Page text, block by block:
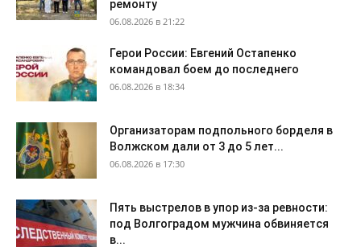
ремонту
06.08.2026 в 21:22
Герои России: Евгений Остапенко
командовал боем до последнего
06.08.2026 в 18:34
Организаторам подпольного борделя в
Волжском дали от 3 до 5 лет...
06.08.2026 в 17:30
Пять выстрелов в упор из-за ревности:
под Волгоградом мужчина обвиняется
в...